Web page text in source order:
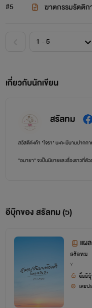
#5 ฆาตกรรมรัตติก
เกี่ยวกับนักเขียน
สรัลทม
สวัสดีค่ะเค้า "โจรา" นะคะ มีนามปาก
"อมายา" จะเป็นนิยายและเรื่องราวที่ตั
อีบุ๊กของ สรัลทม (5)
แผ
สรัลทม
Y
ซื้ออี
เคย